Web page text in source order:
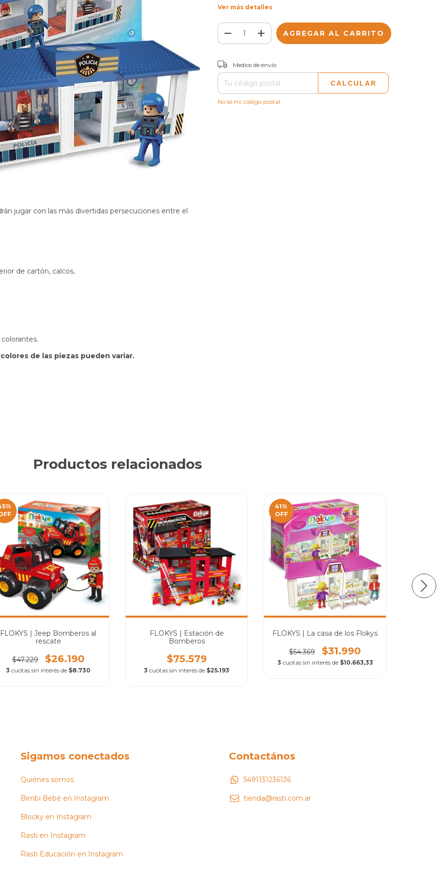
jugar con las más divertidas persecuciones entre el
de cartón, calcos,
de las piezas pueden variar.
Ver más detalles
Entregas para el CP:
Medios de envío
CALCULAR
No sé mi código postal
Productos relacionados
%
FLOKYS | Jeep Bomberos al
rescate
$47.229 $26.190
3 cuotas sin interés de $8.730
FLOKYS | Estación de
Bomberos
$75.579
3 cuotas sin interés de $25.193
41%
OFF
FLOKYS | La casa de los Flokys
$54.369 $31.990
3 cuotas sin interés de $10.663,33
Sigamos conectados
Quiénes somos
Bimbi Bebé en Instagram
Blocky en Instagram
Rasti en Instagram
Rasti Educación en Instagram
Contactános
5491131236136
tienda@rasti.com.ar